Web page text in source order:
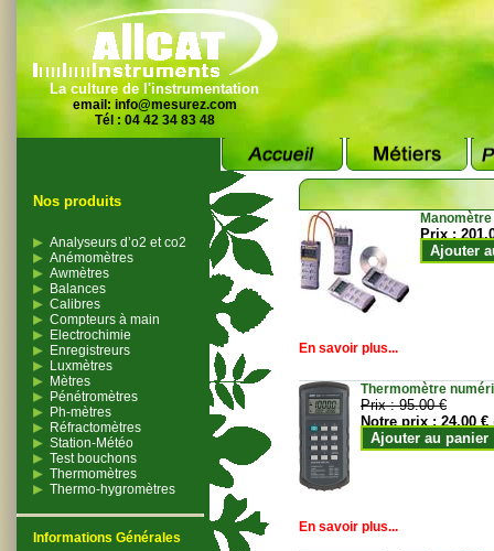
La culture de l'instrumentation
email: info@mesurez.com
Tél : 04 42 34 83 48
Nos produits
Analyseurs d’o2 et co2
Anémomètres
Awmètres
Balances
Calibres
Compteurs à main
Electrochimie
Enregistreurs
Luxmètres
Mètres
Pénétromètres
Ph-mètres
Réfractomètres
Station-Météo
Test bouchons
Thermomètres
Thermo-hygromètres
Informations Générales
Prix :
Ajouter
En savoir plus...
Thermomètre
Prix :95.00 €
Notre prix :24.00 €
Ajouter au panier
En savoir plus...